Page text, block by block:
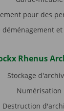
pour des
déménagement
Rhenus
Stockage
Numérisation
Destruction